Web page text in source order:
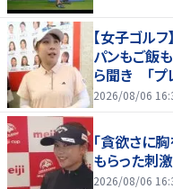
【女子ゴル
パンもご飯
ら聞き 「プ
2026/08/06
「貪欲さに
もらった刺激
2026/08/06